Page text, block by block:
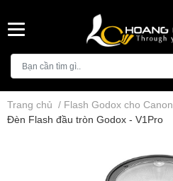
Trang chủ / Flash Godox cho Canon
Đèn Flash đầu tròn Godox - V1Pro